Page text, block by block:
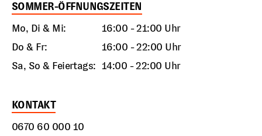
SOMMER-ÖFFNUNGSZEITEN
Mo, Di & Mi:
16:00 - 21:00 Uhr
Do & Fr:
16:00 - 22:00 Uhr
Sa, So & Feiertags: 14:00 - 22:00 Uhr
KONTAKT
0670 60 000 10